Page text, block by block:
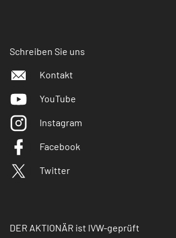
Schreiben Sie uns
Kontakt
YouTube
Instagram
Facebook
Twitter
DER AKTIONÄR ist IVW-geprüft